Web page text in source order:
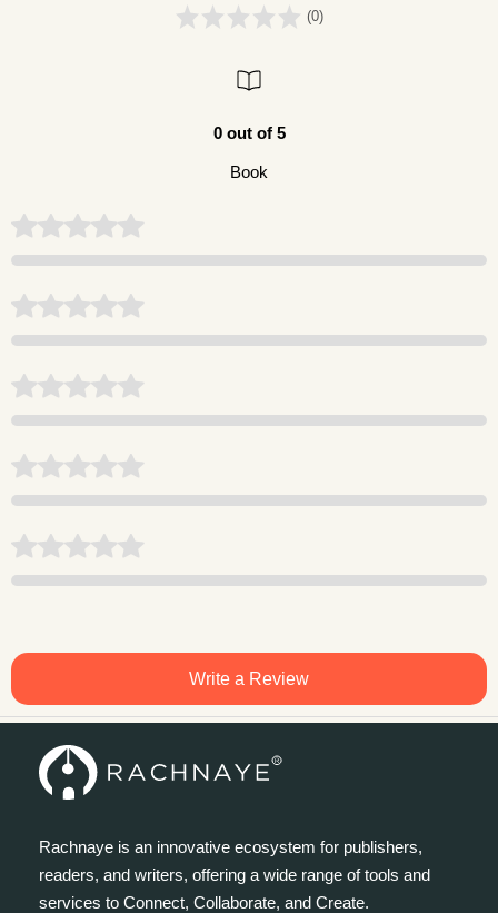
(0)
0 out of 5
Book
Write a Review
Rachnaye is an innovative ecosystem for publishers,
readers, and writers, offering a wide range of tools and
services to Connect, Collaborate, and Create.